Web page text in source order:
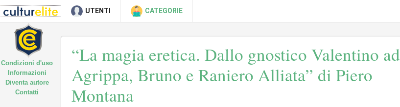
UTENTI CATEGORIE
“La magia eretica. Dallo gnostico Valentino ad
Agrippa, Bruno e Raniero Alliata” di Piero
Montana
Condizioni d'uso
Informazioni
Diventa autore
Contatti